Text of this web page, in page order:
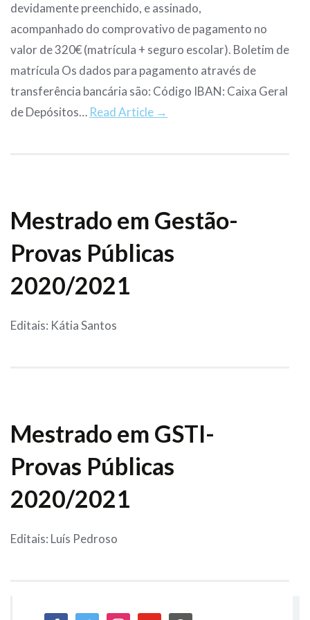
devidamente preenchido, e assinado,
acompanhado do comprovativo de pagamento no
valor de 320€ (matrícula + seguro escolar). Boletim de
matrícula Os dados para pagamento através de
transferência bancária são: Código IBAN: Caixa Geral
de Depósitos… Read Article →
Mestrado em Gestão-
Provas Públicas
2020/2021
Editais: Kátia Santos
Mestrado em GSTI-
Provas Públicas
2020/2021
Editais: Luís Pedroso